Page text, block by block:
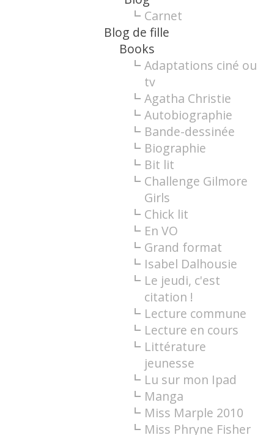
Carnet
Blog de fille
Books
Adaptations ciné ou
tv
Agatha Christie
Autobiographie
Bande-dessinée
Biographie
Bit lit
Challenge Gilmore
Girls
Chick lit
En VO
Grand format
Isabel Dalhousie
Le jeudi, c'est
citation !
Lecture commune
Lecture en cours
Littérature
jeunesse
Lu sur mon Ipad
Manga
Miss Marple 2010
Miss Phryne Fisher